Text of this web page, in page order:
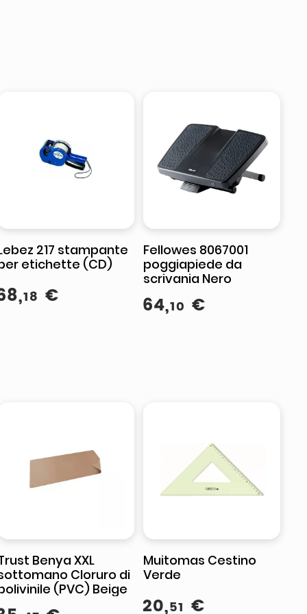
217 stampante
etichette (CD)
,18 €
Fellowes 8067001
poggiapiede da
scrivania Nero
64,10 €
Benya XXL
Cloruro di
(PVC) Beige
Muitomas Cestino
Verde
20,51 €